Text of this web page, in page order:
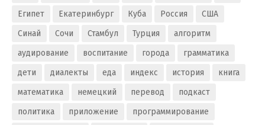
Египет
Екатеринбург Куба Россия
США
Синай
Сочи Стамбул Турция
алгоритм
аудирование
воспитание города
грамматика
дети
диалекты еда индекс история
книга
математика
немецкий перевод
подкаст
политика
приложение
программирование